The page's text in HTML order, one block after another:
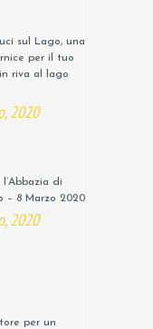
sul Lago, una
per il tuo
riva al lago
2020
di
– 8 Marzo 2020
2020
per un